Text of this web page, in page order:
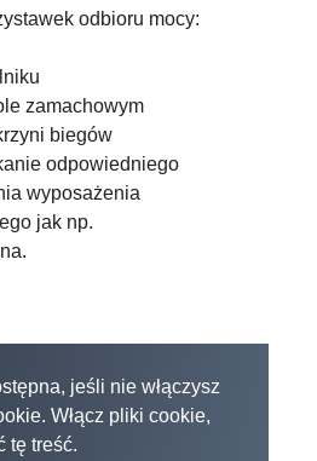
odbioru mocy:
zamachowym
biegów
odpowiedniego
wyposażenia
jak np.
jeśli nie włączysz
Włącz pliki cookie,
tę treść.